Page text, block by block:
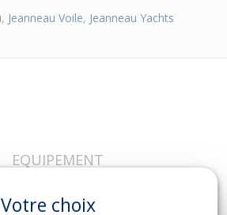
, Jeanneau Voile, Jeanneau Yachts
EQUIPEMENT
Votre choix